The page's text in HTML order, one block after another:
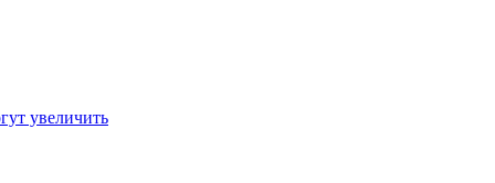
увеличить